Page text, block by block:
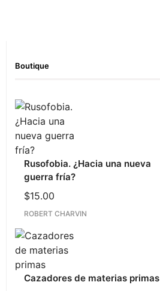
Boutique
Rusofobia. ¿Hacia una nueva
guerra fría?
$15.00
ROBERT CHARVIN
Cazadores de materias primas